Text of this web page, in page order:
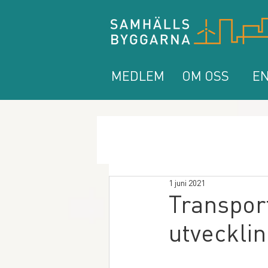
OM OSS
MEDLEM
1 juni 2021